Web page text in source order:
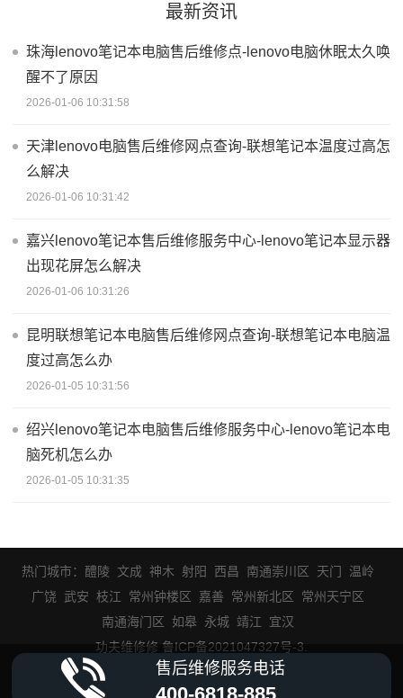
最新资讯
珠海lenovo笔记本电脑售后维修点-lenovo电脑休眠太久唤
醒不了原因
2026-01-06 10:31:58
天津lenovo电脑售后维修网点查询-联想笔记本温度过高怎
么解决
2026-01-06 10:31:42
嘉兴lenovo笔记本售后维修服务中心-lenovo笔记本显示器
出现花屏怎么解决
2026-01-06 10:31:26
昆明联想笔记本电脑售后维修网点查询-联想笔记本电脑温
度过高怎么办
2026-01-05 10:31:56
绍兴lenovo笔记本电脑售后维修服务中心-lenovo笔记本电
脑死机怎么办
2026-01-05 10:31:35
热门城市： 醴陵 文成 神木 射阳 西昌 南通崇川区 天门
温岭
广饶
武安 枝江 常州钟楼区 嘉善 常州新北区
常州天宁区
南通海门区 如皋 永城 靖江
宜汉
功夫维修修 鲁ICP备2021047327号-3.
售后维修服务电话